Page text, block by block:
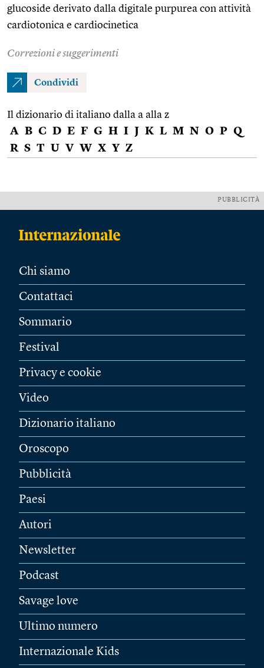
glucoside derivato dalla digitale purpurea con attività
cardiotonica e cardiocinetica
Correzioni e suggerimenti
Condividi
Il dizionario di italiano dalla a alla z
A B C D E F G H I J K L M N O P Q
R S T U V W X Y Z
PUBBLICITÀ
Chi siamo
Contattaci
Sommario
Festival
Privacy e cookie
Video
Dizionario italiano
Oroscopo
Pubblicità
Paesi
Autori
Newsletter
Podcast
Savage love
Ultimo numero
Internazionale Kids